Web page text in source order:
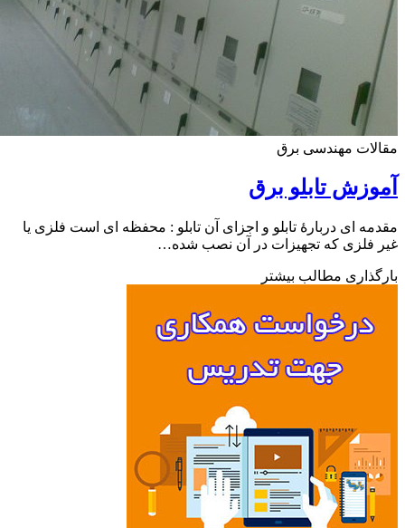
مهندسی برق
تابلو برق
ای دربارۀ تابلو و اجزای آن تابلو : محفظه ای است فلزی یا
فلزی که تجهیزات در آن نصب شده…
مطالب بیشتر